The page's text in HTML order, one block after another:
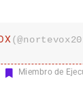
Miembro de